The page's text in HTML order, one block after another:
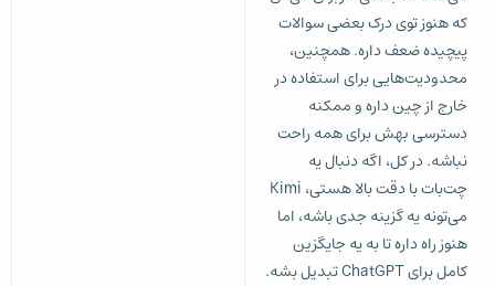
که هنوز توی درک بعضی سوالات
پیچیده ضعف داره. همچنین،
محدودیت‌هایی برای استفاده در
خارج از چین داره و ممکنه
دسترسی بهش برای همه راحت
نباشه. در کل، اگه دنبال یه
چت‌بات با دقت بالا هستی، Kimi
می‌تونه یه گزینه جدی باشه، اما
هنوز راه داره تا به یه جایگزین
کامل برای ChatGPT تبدیل بشه.